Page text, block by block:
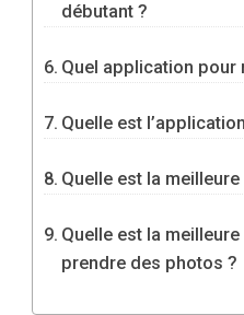
débutant ?
Quel application pour
Quelle est
Quelle est la
Quelle est la
prendre des photos ?